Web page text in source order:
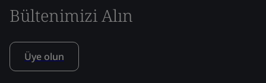
Bültenimizi Alın
Üye olun